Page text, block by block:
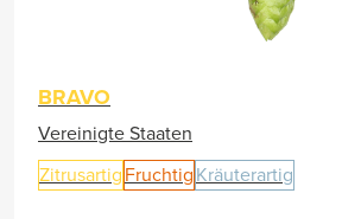
BRAVO
Vereinigte Staaten
Zitrusartig Fruchtig Kräuterartig